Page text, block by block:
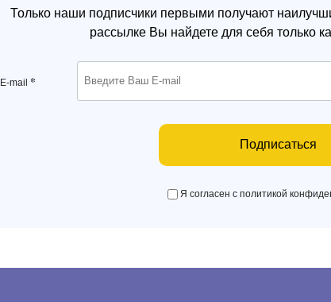
Только наши подписчики первыми получают
рассылке Вы найдете для себя только
E-mail *
Подписаться
Я согласен с политикой